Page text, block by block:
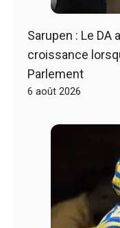
Sarupen : Le DA
croissance
Parlement
6 août 2026